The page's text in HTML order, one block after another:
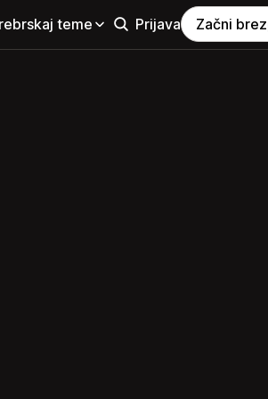
teme Prijava Začni